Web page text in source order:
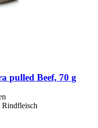
pulled Beef, 70 g
Rindfleisch